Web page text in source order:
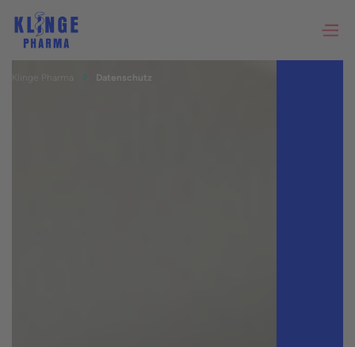
Klinge Pharma Datenschutz